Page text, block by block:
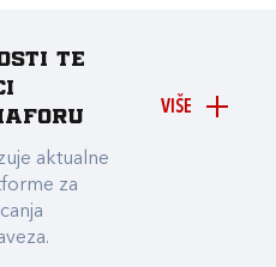
VIŠE
te
aktualne
za